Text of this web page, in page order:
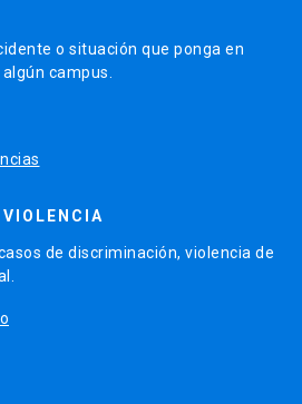
o situación que ponga en
campus.
de discriminación, violencia de